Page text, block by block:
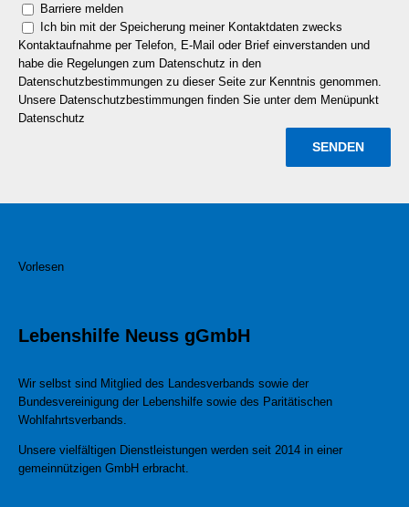
Barriere melden
Ich bin mit der Speicherung meiner Kontaktdaten zwecks
Kontaktaufnahme per Telefon, E-Mail oder Brief einverstanden und
habe die Regelungen zum Datenschutz in den
Datenschutzbestimmungen zu dieser Seite zur Kenntnis genommen.
Unsere Datenschutzbestimmungen finden Sie unter dem Menüpunkt
Datenschutz
Vorlesen
Lebenshilfe Neuss gGmbH
Wir selbst sind Mitglied des Landesverbands sowie der
Bundesvereinigung der Lebenshilfe sowie des Paritätischen
Wohlfahrtsverbands.
Unsere vielfältigen Dienstleistungen werden seit 2014 in einer
gemeinnützigen GmbH erbracht.